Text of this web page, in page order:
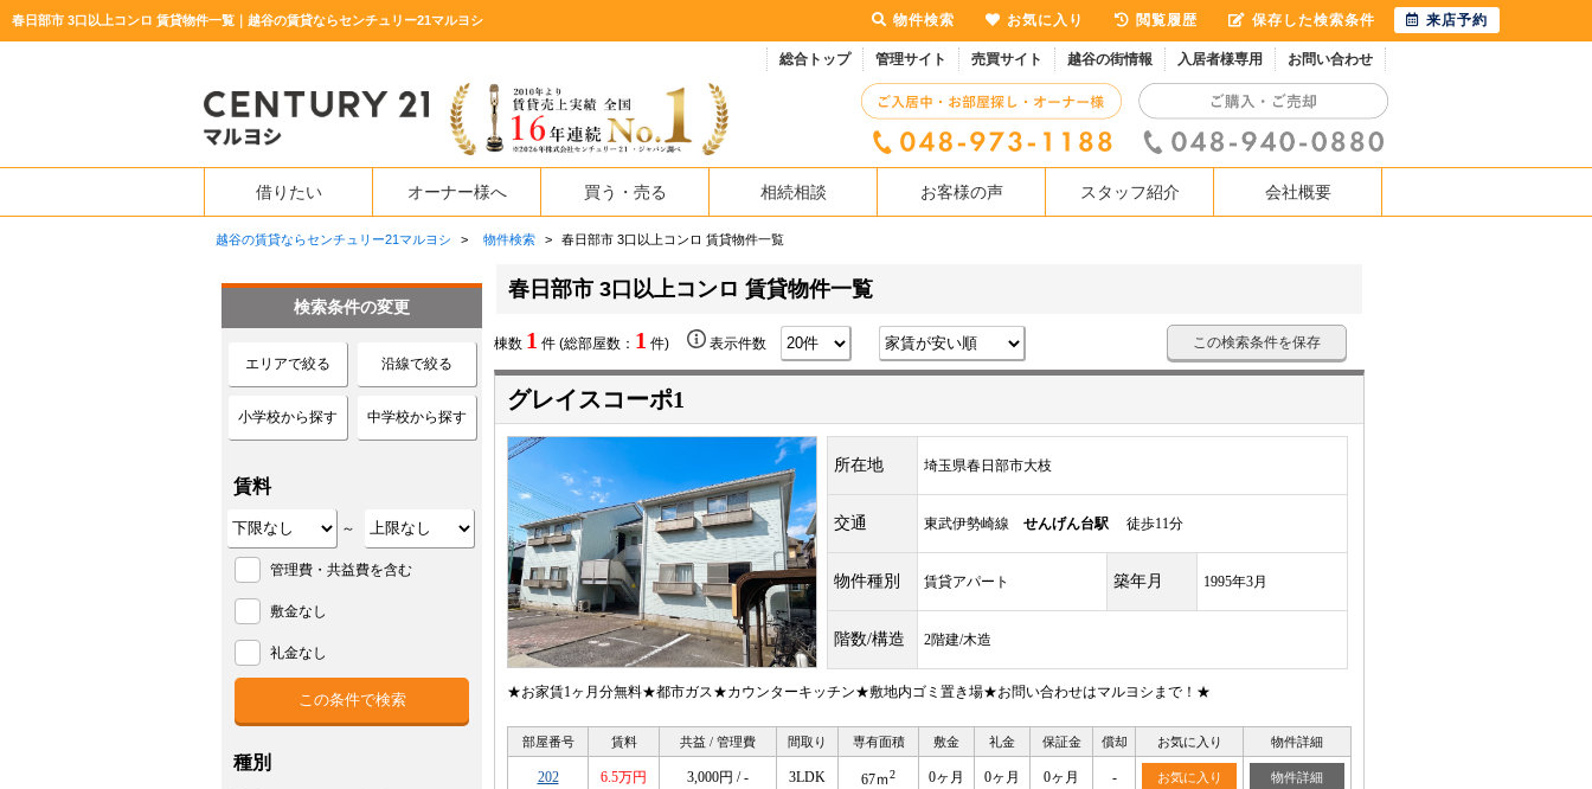
春日部市 3口以上コンロ 賃貸物件一覧｜越谷の賃貸ならセンチュリー21マルヨシ
総合トップ 管理サイト 売買サイト 越谷の街情報 入居者様専用 お問い合わせ
借りたい オーナー様へ 買う・売る 相続相談 お客様の声 スタッフ紹介 会社概要
越谷の賃貸ならセンチュリー21マルヨシ > 物件検索 > 春日部市 3口以上コンロ 賃貸物件一覧
春日部市 3口以上コンロ 賃貸物件一覧
棟数 1 件 (総部屋数： 1 件) 表示件数 この検索条件を保存
グレイスコーポ1
所在地 埼玉県春日部市大枝
交通 東武伊勢崎線 せんげん台駅 徒歩11分
物件種別 賃貸アパート 築年月 1995年3月
階数/構造 2階建/木造
★お家賃1ヶ月分無料★都市ガス★カウンターキッチン★敷地内ゴミ置き場★お問い合わせはマルヨシまで！★
部屋番号 賃料 共益 / 管理費 間取り 専有面積 敷金 礼金 保証金 償却 お気に入り 物件詳細
202 6.5万円 3,000円 / - 3LDK 67ｍ2 0ヶ月 0ヶ月 0ヶ月 - お気に入り 物件詳細
検索条件の変更
エリアで絞る 沿線で絞る
小学校から探す 中学校から探す
賃料
～
管理費・共益費を含む
敷金なし
礼金なし
種別
物件検索 お気に入り 閲覧履歴 保存した検索条件 来店予約